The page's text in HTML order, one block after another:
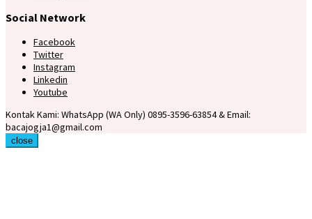
Social Network
Facebook
Twitter
Instagram
Linkedin
Youtube
Kontak Kami: WhatsApp (WA Only) 0895-3596-63854 & Email:
bacajogja1@gmail.com
close